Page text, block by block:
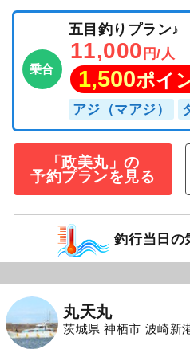
乗合
五目釣りプラン♪
11,000 円/人
1,500ポイ
アジ（マアジ）
「政美丸」の
予約プランを見る
釣行当日の
丸天丸
茨城県 神栖市 波崎新